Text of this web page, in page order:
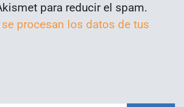
para reducir el spam.
procesan los datos de tus